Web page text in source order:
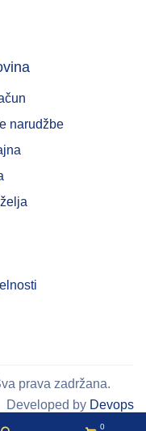
0
narudžbe
prava zadržana.
Developed by Devops